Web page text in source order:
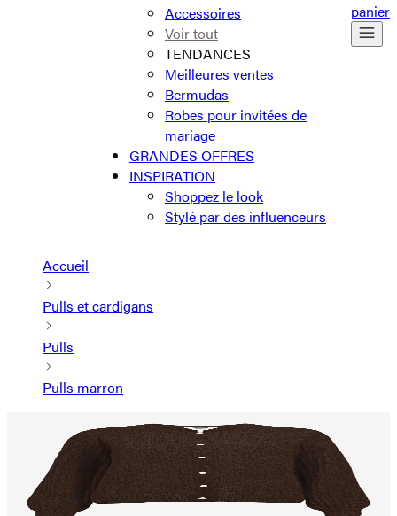
Accessoires
Voir tout
TENDANCES
Meilleures ventes
Bermudas
Robes pour invitées de
mariage
GRANDES OFFRES
INSPIRATION
Shoppez le look
Stylé par des influenceurs
panier
Accueil
Pulls et cardigans
Pulls
Pulls marron